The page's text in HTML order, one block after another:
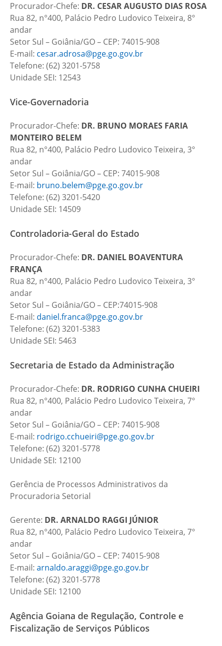
Procurador-Chefe: DR. CESAR AUGUSTO DIAS ROSA
Rua 82, n°400, Palácio Pedro Ludovico Teixeira, 8°
andar
Setor Sul – Goiânia/GO – CEP: 74015-908
E-mail: cesar.adrosa@pge.go.gov.br
Telefone: (62) 3201-5758
Unidade SEI: 12543
Vice-Governadoria
Procurador-Chefe: DR. BRUNO MORAES FARIA
MONTEIRO BELEM
Rua 82, n°400, Palácio Pedro Ludovico Teixeira, 3°
andar
Setor Sul – Goiânia/GO – CEP: 74015-908
E-mail: bruno.belem@pge.go.gov.br
Telefone: (62) 3201-5420
Unidade SEI: 14509
Controladoria-Geral do Estado
Procurador-Chefe: DR. DANIEL BOAVENTURA
FRANÇA
Rua 82, n°400, Palácio Pedro Ludovico Teixeira, 3°
andar
Setor Sul – Goiânia/GO – CEP:74015-908
E-mail: daniel.franca@pge.go.gov.br
Telefone: (62) 3201-5383
Unidade SEI: 5463
Secretaria de Estado da Administração
Procurador-Chefe: DR. RODRIGO CUNHA CHUEIRI
Rua 82, n°400, Palácio Pedro Ludovico Teixeira, 7°
andar
Setor Sul – Goiânia/GO – CEP: 74015-908
E-mail: rodrigo.cchueiri@pge.go.gov.br
Telefone: (62) 3201-5778
Unidade SEI: 12100
Gerência de Processos Administrativos da
Procuradoria Setorial
Gerente: DR. ARNALDO RAGGI JÚNIOR
Rua 82, n°400, Palácio Pedro Ludovico Teixeira, 7°
andar
Setor Sul – Goiânia/GO – CEP: 74015-908
E-mail: arnaldo.araggi@pge.go.gov.br
Telefone: (62) 3201-5778
Unidade SEI: 12100
Agência Goiana de Regulação, Controle e
Fiscalização de Serviços Públicos